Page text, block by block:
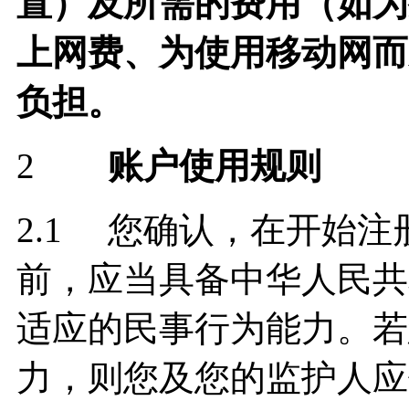
上网费、为使用移动网
负担。
2 账户使用规则
2.1 您确认，在开始注
前，应当具备中华人民
适应的民事行为能力。
力，则您及您的监护人